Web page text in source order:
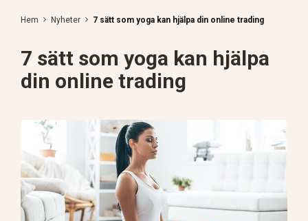
Hem Nyheter 7 sätt som yoga kan hjälpa din online trading
7 sätt som yoga kan hjälpa
din online trading